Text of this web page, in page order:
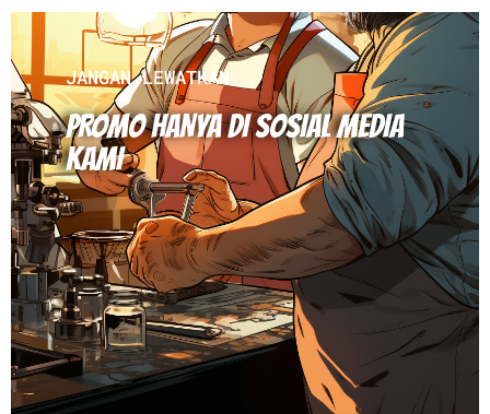
JANGAN LEWATKAN
PROMO HANYA DI SOSIAL MEDIA
KAMI